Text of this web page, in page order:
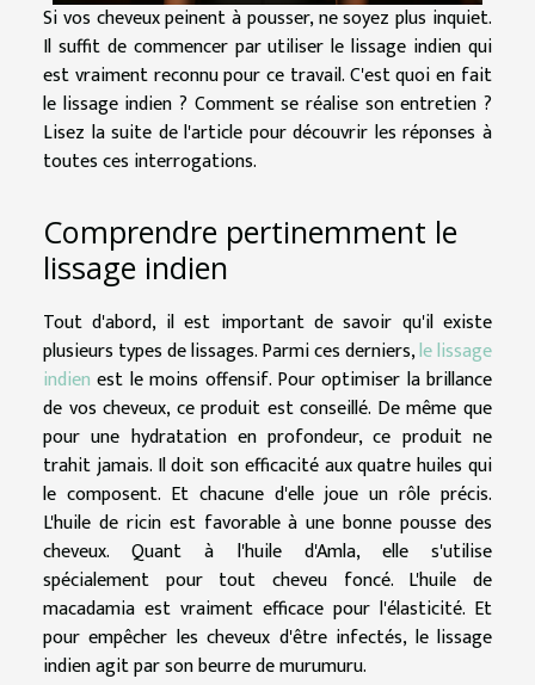
Si vos cheveux peinent à pousser, ne soyez plus inquiet.
Il suffit de commencer par utiliser le lissage indien qui
est vraiment reconnu pour ce travail. C'est quoi en fait
le lissage indien ? Comment se réalise son entretien ?
Lisez la suite de l'article pour découvrir les réponses à
toutes ces interrogations.
Comprendre pertinemment le
lissage indien
Tout d'abord, il est important de savoir qu'il existe
plusieurs types de lissages. Parmi ces derniers,le lissage
indien est le moins offensif. Pour optimiser la brillance
de vos cheveux, ce produit est conseillé. De même que
pour une hydratation en profondeur, ce produit ne
trahit jamais. Il doit son efficacité aux quatre huiles qui
le composent. Et chacune d'elle joue un rôle précis.
L'huile de ricin est favorable à une bonne pousse des
cheveux. Quant à l'huile d'Amla, elle s'utilise
spécialement pour tout cheveu foncé. L'huile de
macadamia est vraiment efficace pour l'élasticité. Et
pour empêcher les cheveux d'être infectés, le lissage
indien agit par son beurre de murumuru.